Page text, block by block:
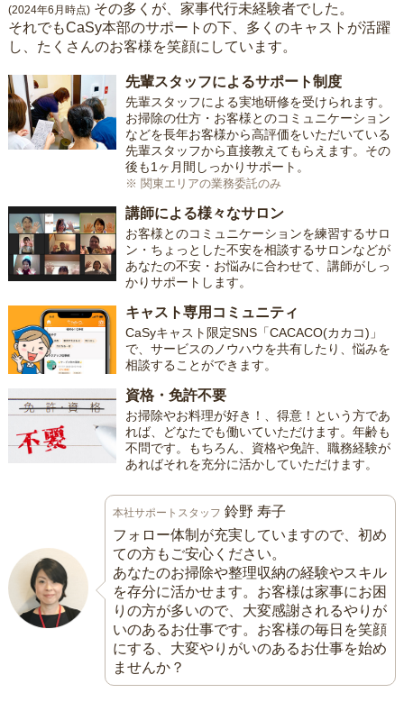
(2024年6月時点) その多くが、家事代行未経験者でした。
それでもCaSy本部のサポートの下、多くのキャストが活躍
し、たくさんのお客様を笑顔にしています。
先輩スタッフによるサポート制度
先輩スタッフによる実地研修を受けられます。
お掃除の仕方・お客様とのコミュニケーション
などを長年お客様から高評価をいただいている
先輩スタッフから直接教えてもらえます。その
後も1ヶ月間しっかりサポート。
※ 関東エリアの業務委託のみ
講師による様々なサロン
お客様とのコミュニケーションを練習するサロ
ン・ちょっとした不安を相談するサロンなどが
あなたの不安・お悩みに合わせて、講師がしっ
かりサポートします。
キャスト専用コミュニティ
CaSyキャスト限定SNS「CACACO(カカコ)」
で、サービスのノウハウを共有したり、悩みを
相談することができます。
資格・免許不要
お掃除やお料理が好き！、得意！という方であ
れば、どなたでも働いていただけます。年齢も
不問です。もちろん、資格や免許、職務経験が
あればそれを充分に活かしていただけます。
本社サポートスタッフ 鈴野 寿子
フォロー体制が充実していますので、初め
ての方もご安心ください。
あなたのお掃除や整理収納の経験やスキル
を存分に活かせます。お客様は家事にお困
りの方が多いので、大変感謝されるやりが
いのあるお仕事です。お客様の毎日を笑顔
にする、大変やりがいのあるお仕事を始め
ませんか？